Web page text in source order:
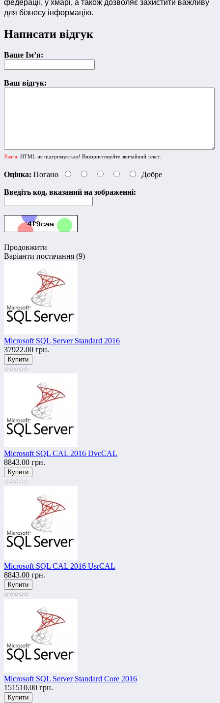
федерації, у хмарі, а також дозволяє захистити важливу
для бізнесу інформацію.
Написати відгук
Ваше Ім’я:
Ваш відгук:
Увага: HTML не підтримується! Використовуйте звичайний текст.
Оцінка: Погано Добре
Введіть код, вказаний на зображенні:
Продовжити
Варіанти постачання (9)
Microsoft SQL Server Standard 2016
37922.00 грн.
Microsoft SQL CAL 2016 DvcCAL
8843.00 грн.
Microsoft SQL CAL 2016 UsrCAL
8843.00 грн.
Microsoft SQL Server Standard Core 2016
151510.00 грн.